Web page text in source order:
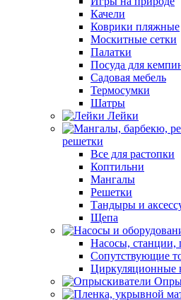
Качели
Коврики пляжные
Москитные сетки
Палатки
Посуда для
Садовая мебель
Термосумки
Шатры
Лейки
решетки
Все для растопки
Коптильни
Мангалы
Решетки
Тандыры и
Щепа
Насосы, станции,
Сопутствующие
Циркуляционные